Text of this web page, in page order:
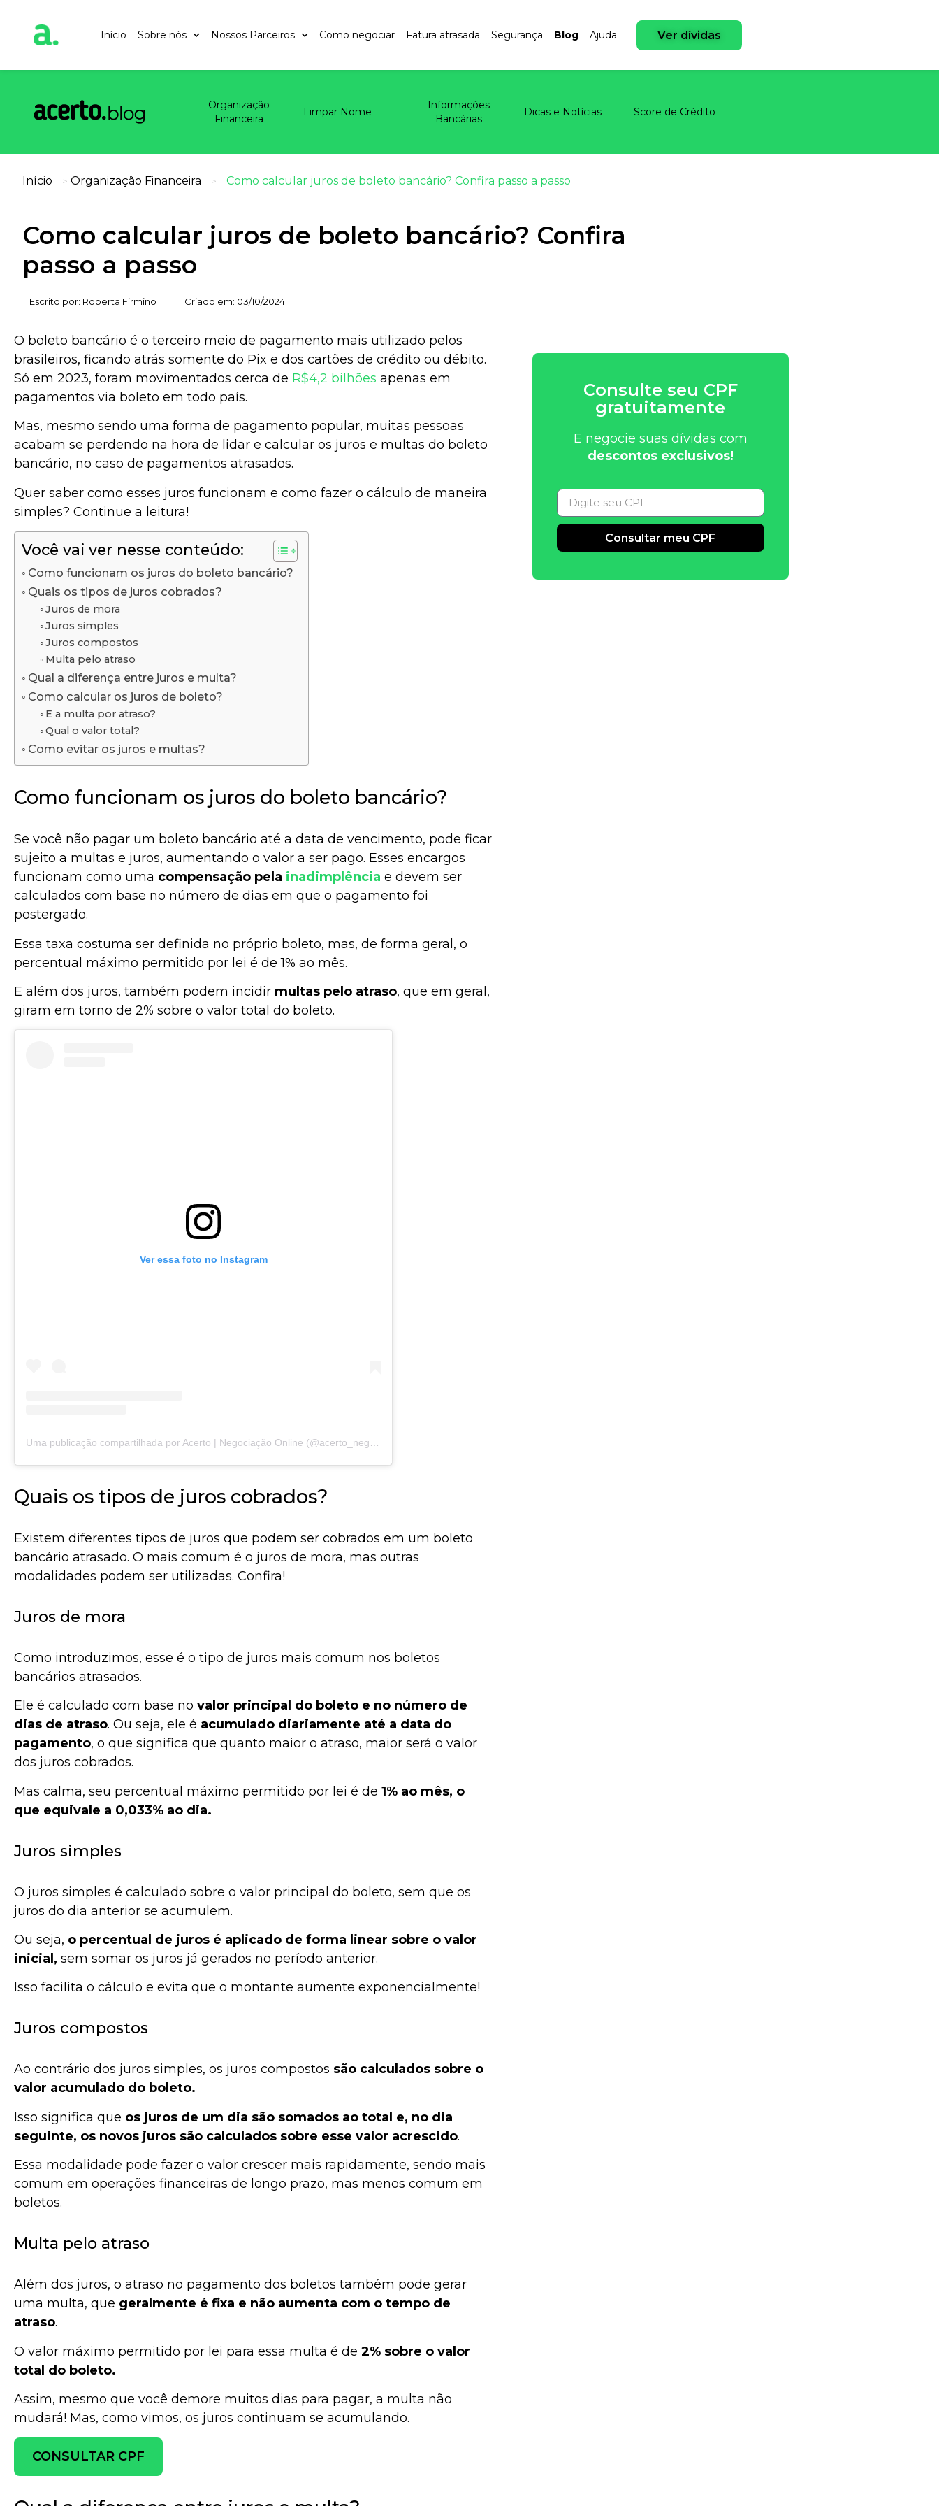
Início Sobre nós Nossos Parceiros Como negociar Fatura atrasada Segurança Blog Ajuda Ver dívidas
Organização
Financeira
Limpar Nome
Informações
Bancárias
Dicas e Notícias Score de Crédito
Início > Organização Financeira > Como calcular juros de boleto bancário? Confira passo a passo
Como calcular juros de boleto bancário? Confira
passo a passo
Escrito por: Roberta Firmino Criado em: 03/10/2024
O boleto bancário é o terceiro meio de pagamento mais utilizado pelos
brasileiros, ficando atrás somente do Pix e dos cartões de crédito ou débito.
Só em 2023, foram movimentados cerca de R$4,2 bilhões apenas em
pagamentos via boleto em todo país.
Mas, mesmo sendo uma forma de pagamento popular, muitas pessoas
acabam se perdendo na hora de lidar e calcular os juros e multas do boleto
bancário, no caso de pagamentos atrasados.
Quer saber como esses juros funcionam e como fazer o cálculo de maneira
simples? Continue a leitura!
Você vai ver nesse conteúdo:
Como funcionam os juros do boleto bancário?
Quais os tipos de juros cobrados?
Juros de mora
Juros simples
Juros compostos
Multa pelo atraso
Qual a diferença entre juros e multa?
Como calcular os juros de boleto?
E a multa por atraso?
Qual o valor total?
Como evitar os juros e multas?
Como funcionam os juros do boleto bancário?
Se você não pagar um boleto bancário até a data de vencimento, pode ficar
sujeito a multas e juros, aumentando o valor a ser pago. Esses encargos
funcionam como uma compensação pela inadimplência e devem ser
calculados com base no número de dias em que o pagamento foi
postergado.
Essa taxa costuma ser definida no próprio boleto, mas, de forma geral, o
percentual máximo permitido por lei é de 1% ao mês.
E além dos juros, também podem incidir multas pelo atraso, que em geral,
giram em torno de 2% sobre o valor total do boleto.
Ver essa foto no Instagram
Quais os tipos de juros cobrados?
Existem diferentes tipos de juros que podem ser cobrados em um boleto
bancário atrasado. O mais comum é o juros de mora, mas outras
modalidades podem ser utilizadas. Confira!
Juros de mora
Como introduzimos, esse é o tipo de juros mais comum nos boletos
bancários atrasados.
Ele é calculado com base no valor principal do boleto e no número de
dias de atraso. Ou seja, ele é acumulado diariamente até a data do
pagamento, o que significa que quanto maior o atraso, maior será o valor
dos juros cobrados.
Mas calma, seu percentual máximo permitido por lei é de 1% ao mês, o
que equivale a 0,033% ao dia.
Juros simples
O juros simples é calculado sobre o valor principal do boleto, sem que os
juros do dia anterior se acumulem.
Ou seja, o percentual de juros é aplicado de forma linear sobre o valor
inicial, sem somar os juros já gerados no período anterior.
Isso facilita o cálculo e evita que o montante aumente exponencialmente!
Juros compostos
Ao contrário dos juros simples, os juros compostos são calculados sobre o
valor acumulado do boleto.
Isso significa que os juros de um dia são somados ao total e, no dia
seguinte, os novos juros são calculados sobre esse valor acrescido.
Essa modalidade pode fazer o valor crescer mais rapidamente, sendo mais
comum em operações financeiras de longo prazo, mas menos comum em
boletos.
Multa pelo atraso
Além dos juros, o atraso no pagamento dos boletos também pode gerar
uma multa, que geralmente é fixa e não aumenta com o tempo de
atraso.
O valor máximo permitido por lei para essa multa é de 2% sobre o valor
total do boleto.
Assim, mesmo que você demore muitos dias para pagar, a multa não
mudará! Mas, como vimos, os juros continuam se acumulando.
CONSULTAR CPF
Consulte seu CPF
gratuitamente
E negocie suas dívidas com
descontos exclusivos!
Consultar meu CPF